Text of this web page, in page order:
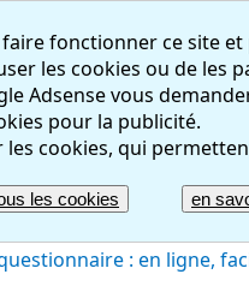
fonctionner ce site
les cookies ou de les
Adsense vous
pour la publicité.
cookies, qui
les cookies en
: en ligne,